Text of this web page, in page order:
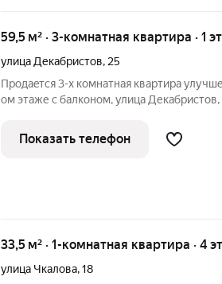
59,5 м² · 3-комнатная квартира · 1
улица Декабристов, 25
Продaeтcя 3-х комнатнaя квартира
ом этаже с балконом, улица
качественный ремонт, балкон застеклен.
хорошая детская
Показать телефон
33,5 м² · 1-комнатная квартира · 4
улица Чкалова,18